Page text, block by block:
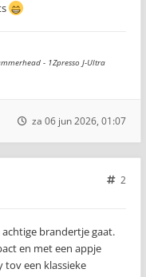
- 1Zpresso J-Ultra
za 06 jun 2026, 01:07
2
brandertje gaat.
en met een appje
tov een klassieke